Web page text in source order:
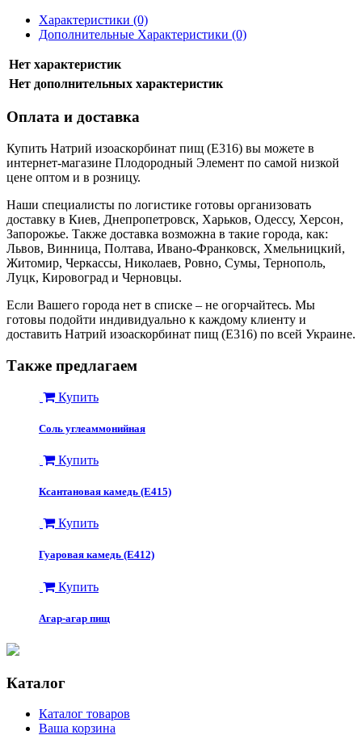
Характеристики (0)
Дополнительные Характеристики (0)
Нет характеристик
Нет дополнительных характеристик
Оплата и доставка
Купить Натрий изоаскорбинат пищ (Е316) вы можете в
интернет-магазине Плодородный Элемент по самой низкой
цене оптом и в розницу.
Наши специалисты по логистике готовы организовать
доставку в Киев, Днепропетровск, Харьков, Одессу, Херсон,
Запорожье. Также доставка возможна в такие города, как:
Львов, Винница, Полтава, Ивано-Франковск, Хмельницкий,
Житомир, Черкассы, Николаев, Ровно, Сумы, Тернополь,
Луцк, Кировоград и Черновцы.
Если Вашего города нет в списке – не огорчайтесь. Мы
готовы подойти индивидуально к каждому клиенту и
доставить Натрий изоаскорбинат пищ (Е316) по всей Украине.
Также предлагаем
Купить
Соль углеаммонийная
Купить
Ксантановая камедь (Е415)
Купить
Гуаровая камедь (Е412)
Купить
Агар-агар пищ
Каталог
Каталог товаров
Ваша корзина